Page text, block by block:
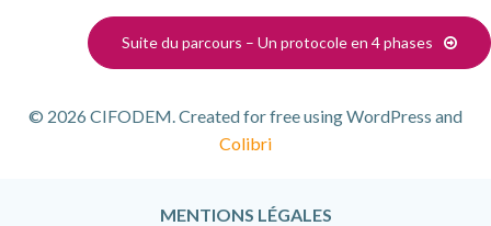
Suite du parcours – Un protocole en 4 phases
© 2026 CIFODEM. Created for free using WordPress and
Colibri
MENTIONS LÉGALES